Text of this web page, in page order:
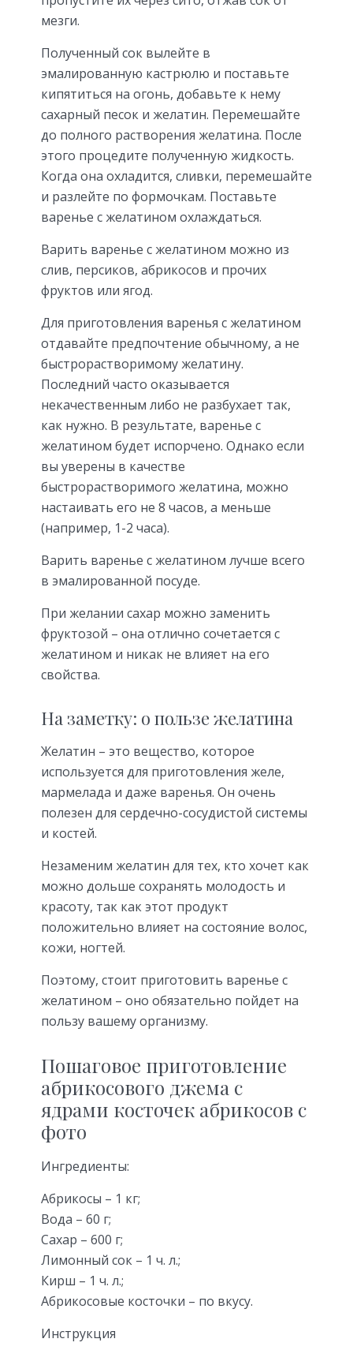
мезги.
Полученный сок вылейте в
эмалированную кастрюлю и поставьте
кипятиться на огонь, добавьте к нему
сахарный песок и желатин. Перемешайте
до полного растворения желатина. После
этого процедите полученную жидкость.
Когда она охладится, сливки, перемешайте
и разлейте по формочкам. Поставьте
варенье с желатином охлаждаться.
Варить варенье с желатином можно из
слив, персиков, абрикосов и прочих
фруктов или ягод.
Для приготовления варенья с желатином
отдавайте предпочтение обычному, а не
быстрорастворимому желатину.
Последний часто оказывается
некачественным либо не разбухает так,
как нужно. В результате, варенье с
желатином будет испорчено. Однако если
вы уверены в качестве
быстрорастворимого желатина, можно
настаивать его не 8 часов, а меньше
(например, 1-2 часа).
Варить варенье с желатином лучше всего
в эмалированной посуде.
При желании сахар можно заменить
фруктозой – она отлично сочетается с
желатином и никак не влияет на его
свойства.
На заметку: о пользе желатина
Желатин – это вещество, которое
используется для приготовления желе,
мармелада и даже варенья. Он очень
полезен для сердечно-сосудистой системы
и костей.
Незаменим желатин для тех, кто хочет как
можно дольше сохранять молодость и
красоту, так как этот продукт
положительно влияет на состояние волос,
кожи, ногтей.
Поэтому, стоит приготовить варенье с
желатином – оно обязательно пойдет на
пользу вашему организму.
Пошаговое приготовление
абрикосового джема с
ядрами косточек абрикосов с
фото
Ингредиенты:
Абрикосы – 1 кг;
Вода – 60 г;
Сахар – 600 г;
Лимонный сок – 1 ч. л.;
Кирш – 1 ч. л.;
Абрикосовые косточки – по вкусу.
Инструкция